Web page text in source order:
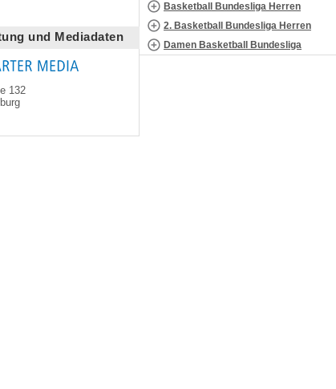
und Mediadaten
132
Basketball Bundesliga Herren
2. Basketball Bundesliga Herren
Damen Basketball Bundesliga